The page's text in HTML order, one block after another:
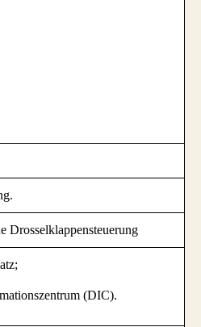
Drosselklappensteuerung
(DIC).